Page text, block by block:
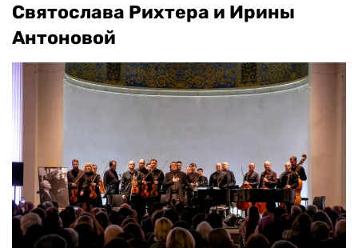
Святослава Рихтера и Ирины
Антоновой